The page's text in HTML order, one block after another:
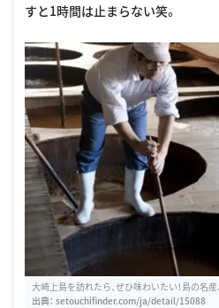
すと1時間は止まらない笑。
大崎上島を訪れたら、ぜひ味わいたい！島の名
出典： setouchifinder.com/ja/detail/15088